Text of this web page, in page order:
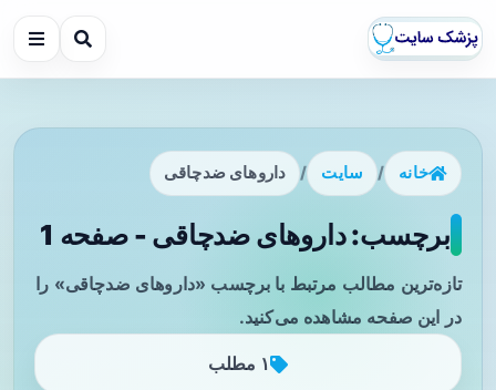
خانه / سایت / داروهای ضدچاقی
برچسب: داروهای ضدچاقی - صفحه 1
تازه‌ترین مطالب مرتبط با برچسب «داروهای ضدچاقی» را
در این صفحه مشاهده می‌کنید.
۱ مطلب